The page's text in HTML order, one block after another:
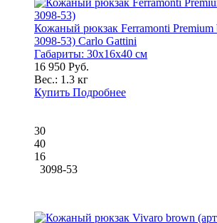
Кожаный рюкзак Ferramonti Premium
3098-53) Carlo Gattini
Габариты: 30x16x40 см
16 950 Руб.
Вес.: 1.3 кг
Купить Подробнее
30
40
16
3098-53